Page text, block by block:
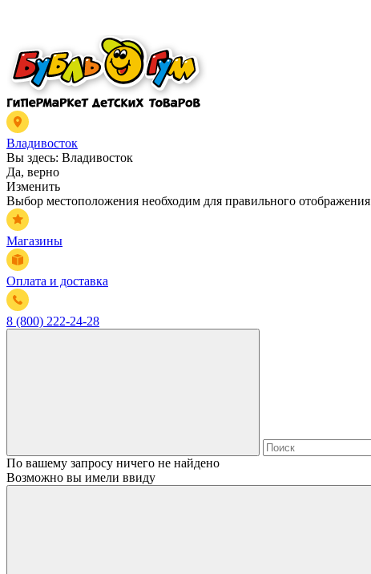
Владивосток
Вы здесь: Владивосток
Да, верно
Изменить
Выбор местоположения необходим для правильного
Магазины
Оплата и доставка
8 (800) 222-24-28
По вашему запросу ничего не найдено
Возможно вы имели ввиду